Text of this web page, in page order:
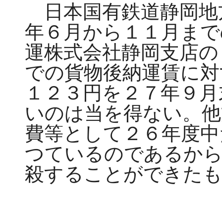
日本国有鉄道静岡地
年６月から１１月ま
運株式会社静岡支店
での貨物後納運賃に
１２３円を２７年９
いのは当を得ない。
費等として２６年度
つているのであるか
殺することができた